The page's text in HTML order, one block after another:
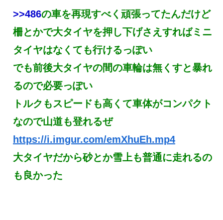
>>486の車を再現すべく頑張ってたんだけど
柵とかで大タイヤを押し下げさえすればミニ
タイヤはなくても行けるっぽい
でも前後大タイヤの間の車輪は無くすと暴れ
るので必要っぽい
トルクもスピードも高くて車体がコンパクト
なので山道も登れるぜ
https://i.imgur.com/emXhuEh.mp4
大タイヤだから砂とか雪上も普通に走れるの
も良かった